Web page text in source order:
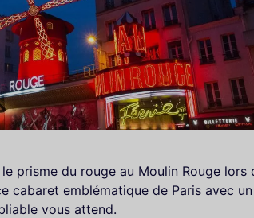
prisme du rouge au Moulin Rouge lors
cabaret emblématique de Paris avec
vous attend.